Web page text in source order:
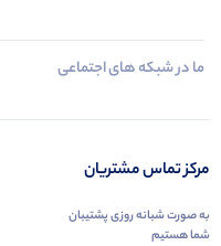
ما در شبکه های اجتماعی
مرکز تماس مشتریان
به صورت شبانه روزی پشتیبان
شما هستیم